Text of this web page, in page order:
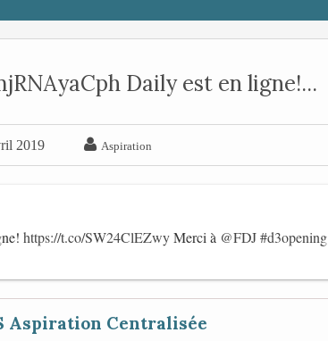
Daily est en ligne!...
2019  Aspiration
https://t.co/SW24ClEZwyMerci à @FDJ#d3opening
Aspiration Centralisée